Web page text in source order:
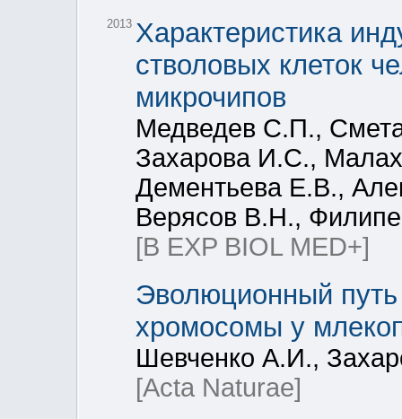
2013 Характеристика
стволовых клеток
микрочипов
Медведев С.П.,
Захарова И.С.,
Дементьева Е.В.,
Верясов В.Н.,
[B EXP BIOL MED+]
Эволюционный
хромосомы у
Шевченко А.И.,
[Acta Naturae]